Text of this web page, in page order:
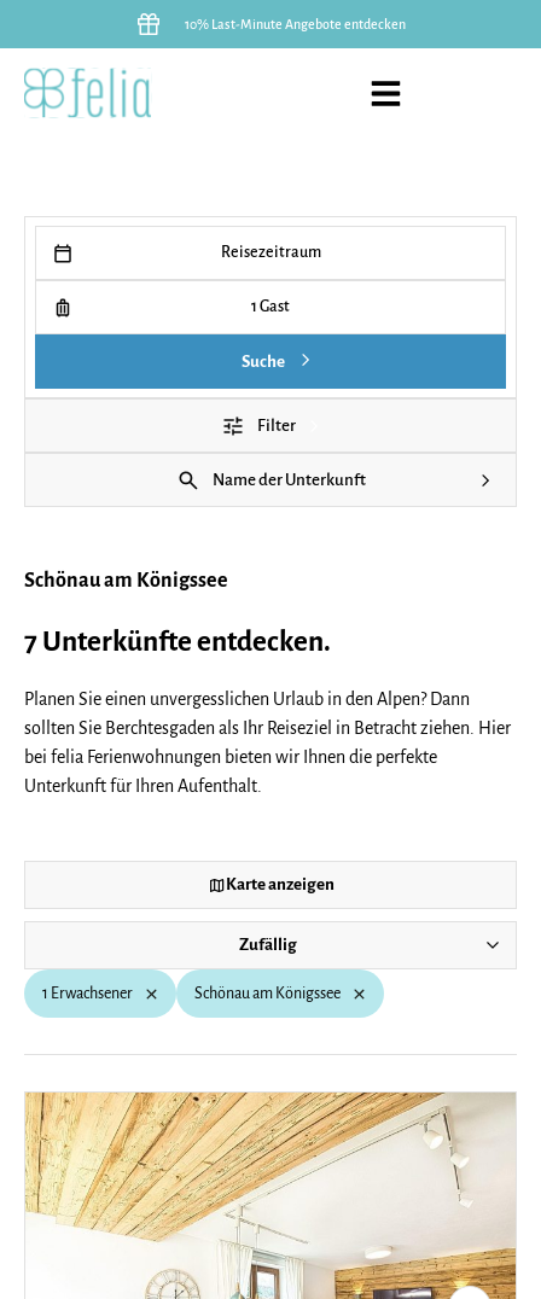
10% Last-Minute Angebote entdecken
Schönau am Königssee
7 Unterkünfte entdecken.
Planen Sie einen unvergesslichen Urlaub in den Alpen? Dann
sollten Sie Berchtesgaden als Ihr Reiseziel in Betracht ziehen. Hier
bei felia Ferienwohnungen bieten wir Ihnen die perfekte
Unterkunft für Ihren Aufenthalt.
Karte anzeigen
1 Erwachsener Schönau am Königssee
Zufällig
Reisezeitraum
1 Gast
Suche
Filter
Name der Unterkunft